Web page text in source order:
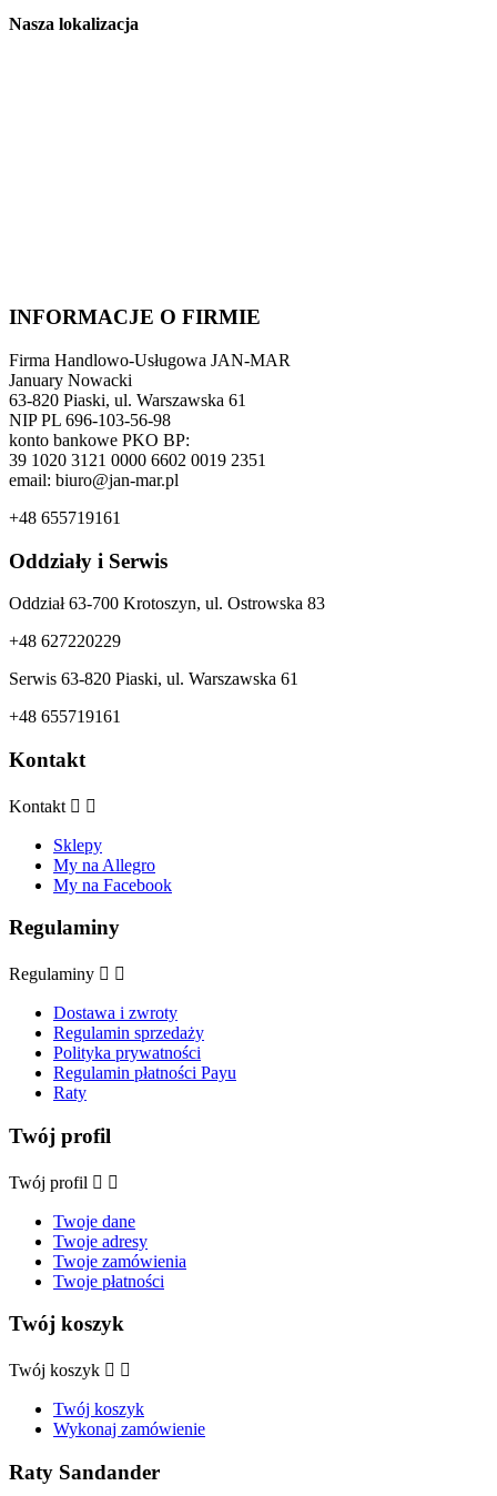
Nasza lokalizacja
INFORMACJE O FIRMIE
Firma Handlowo-Usługowa JAN-MAR
January Nowacki
63-820 Piaski, ul. Warszawska 61
NIP PL 696-103-56-98
konto bankowe PKO BP:
39 1020 3121 0000 6602 0019 2351
email: biuro@jan-mar.pl
+48 655719161
Oddziały i Serwis
Oddział 63-700 Krotoszyn, ul. Ostrowska 83
+48 627220229
Serwis 63-820 Piaski, ul. Warszawska 61
+48 655719161
Kontakt
Kontakt  
Sklepy
My na Allegro
My na Facebook
Regulaminy
Regulaminy  
Dostawa i zwroty
Regulamin sprzedaży
Polityka prywatności
Regulamin płatności Payu
Raty
Twój profil
Twój profil  
Twoje dane
Twoje adresy
Twoje zamówienia
Twoje płatności
Twój koszyk
Twój koszyk  
Twój koszyk
Wykonaj zamówienie
Raty Sandander